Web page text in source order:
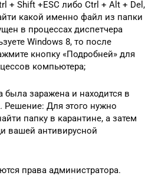
+ Shift +ESC либо Ctrl + Alt + Del,
какой именно файл из папки
в процессах диспетчера
Windows 8, то после
кнопку «Подробней» для
компьютера;
была заражена и находится в
Решение: Для этого нужно
папку в карантине, а затем
вашей антивирусной
права администратора.